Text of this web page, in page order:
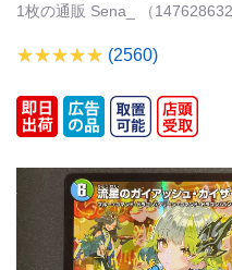
1枚の通販 Sena_ （
(2560)